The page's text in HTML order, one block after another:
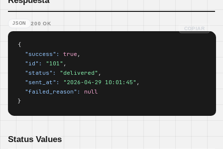
JSON 200 OK
{
"success":
true ,
"id":
"101" ,
"status":
"delivered" ,
"sent_at":
"2026-04-29 10:01:45" ,
"failed_reason":
null
}
COPIAR
Status Values